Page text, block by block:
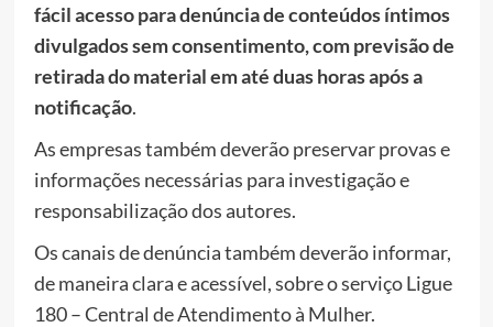
fácil acesso para denúncia de conteúdos íntimos
divulgados sem consentimento, com previsão de
retirada do material em até duas horas após a
notificação.
As empresas também deverão preservar provas e
informações necessárias para investigação e
responsabilização dos autores.
Os canais de denúncia também deverão informar,
de maneira clara e acessível, sobre o serviço Ligue
180 – Central de Atendimento à Mulher.